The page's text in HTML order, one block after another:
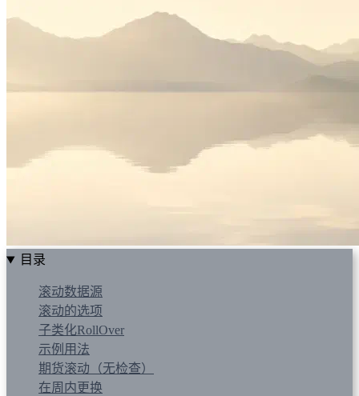
目录
滚动数据源
滚动的选项
子类化RollOver
示例用法
期货滚动（无检查）
在周内更换